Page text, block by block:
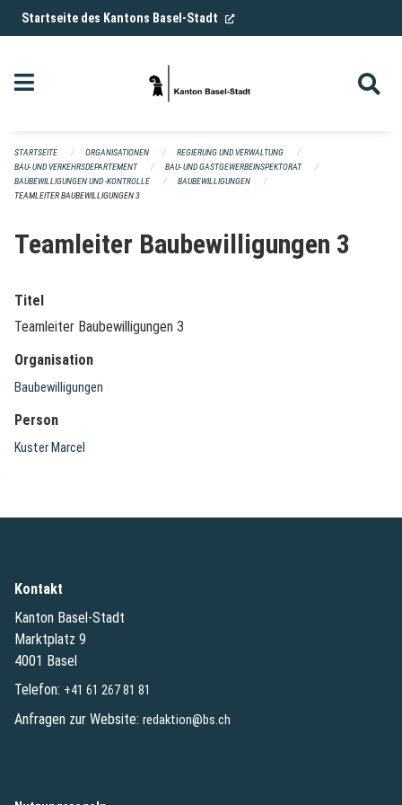
Navigation überspringen
Startseite des Kantons Basel-Stadt (External Link)
STARTSEITE ORGANISATIONEN
REGIERUNG UND VERWALTUNG
BAU- UND VERKEHRSDEPARTEMENT
BAU- UND GASTGEWERBEINSPEKTORAT
BAUBEWILLIGUNGEN UND -KONTROLLE
BAUBEWILLIGUNGEN
TEAMLEITER BAUBEWILLIGUNGEN 3
Teamleiter Baubewilligungen 3
Titel
Teamleiter Baubewilligungen 3
Organisation
Baubewilligungen
Person
Kuster Marcel
Kontakt
Kanton Basel-Stadt
Marktplatz 9
4001 Basel
Telefon: +41 61 267 81 81
Anfragen zur Website: redaktion@bs.ch